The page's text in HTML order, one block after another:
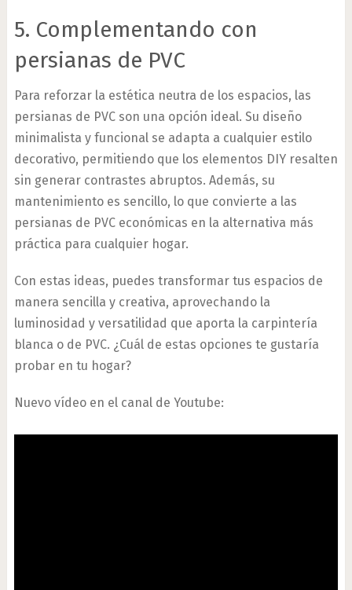
5. Complementando con
persianas de PVC
Para reforzar la estética neutra de los espacios, las
persianas de PVC son una opción ideal. Su diseño
minimalista y funcional se adapta a cualquier estilo
decorativo, permitiendo que los elementos DIY resalten
sin generar contrastes abruptos. Además, su
mantenimiento es sencillo, lo que convierte a las
persianas de PVC económicas en la alternativa más
práctica para cualquier hogar.
Con estas ideas, puedes transformar tus espacios de
manera sencilla y creativa, aprovechando la
luminosidad y versatilidad que aporta la carpintería
blanca o de PVC. ¿Cuál de estas opciones te gustaría
probar en tu hogar?
Nuevo vídeo en el canal de Youtube: